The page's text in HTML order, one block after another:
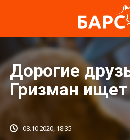
Дорогие
Гризман
08.10.2020, 18:35